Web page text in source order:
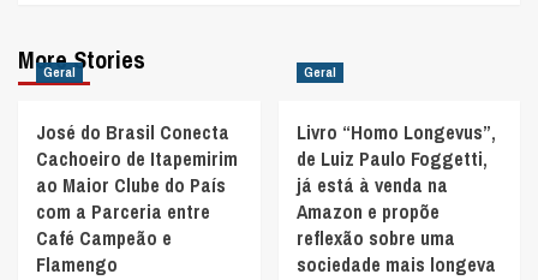
More Stories
Geral
José do Brasil Conecta
Cachoeiro de Itapemirim
ao Maior Clube do País
com a Parceria entre
Café Campeão e
Flamengo
Geral
Livro “Homo Longevus”,
de Luiz Paulo Foggetti,
já está à venda na
Amazon e propõe
reflexão sobre uma
sociedade mais longeva